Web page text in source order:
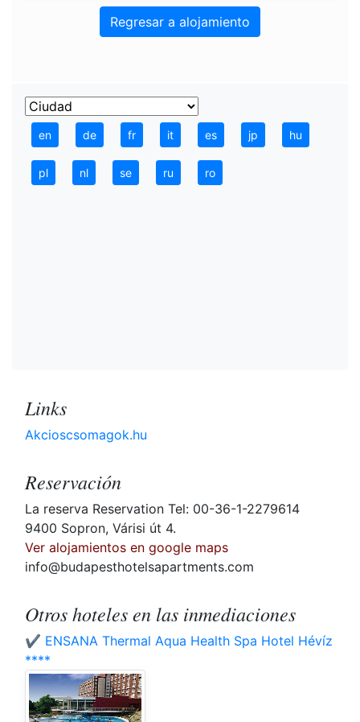
Regresar a alojamiento
en de fr it es jp hu
pl nl se ru ro
Links
Akcioscsomagok.hu
Reservación
La reserva Reservation Tel: 00-36-1-2279614
9400 Sopron, Várisi út 4.
Ver alojamientos en google maps
info@budapesthotelsapartments.com
Otros hoteles en las inmediaciones
✔️ ENSANA Thermal Aqua Health Spa Hotel Hévíz
****